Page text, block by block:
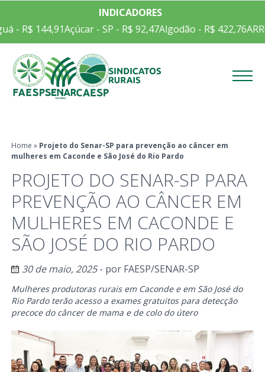
INDICADORES
144,91Açúcar - SP - R$ 92,47 Algodão - R$ 422,76ARROZ
Home » Projeto do Senar-SP para prevenção ao câncer em
mulheres em Caconde e São José do Rio Pardo
PROJETO DO SENAR-SP PARA
PREVENÇÃO AO CÂNCER EM
MULHERES EM CACONDE E
SÃO JOSÉ DO RIO PARDO
30 de maio, 2025- por FAESP/SENAR-SP
Mulheres produtoras rurais em Caconde e em São José do
Rio Pardo terão acesso a exames gratuitos para detecção
precoce do câncer de mama e de colo do útero